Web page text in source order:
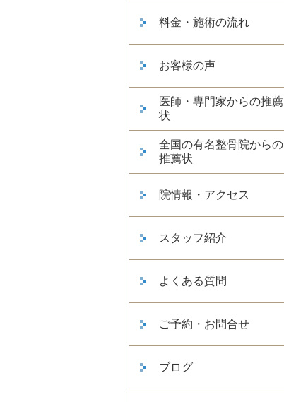
料金・施術の流れ
お客様の声
医師・専門家からの推薦
状
全国の有名整骨院からの
推薦状
院情報・アクセス
スタッフ紹介
よくある質問
ご予約・お問合せ
ブログ